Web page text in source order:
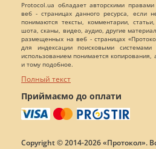
Protocol.ua обладает авторскими
веб - страницах данного ресурса, если
понимаются тексты, комментарии,
шота, сканы, видео, аудио, другие
размещенных на веб - страницах
для индексации поисковыми
использованием понимается копирования,
и тому подобное.
Полный текст
Приймаємо до оплати
Copyright © 2014-2026 «Протокол».